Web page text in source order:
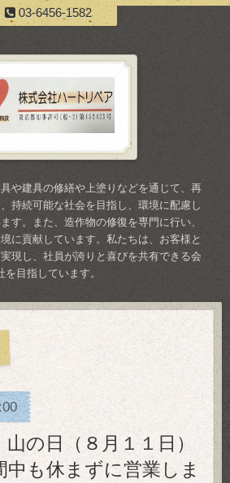
03-6456-1582
や建具の修繕や上塗りなどを通じて、再
持続可能な社会を目指し、環境に配慮し
す。また、造作物の修復を専門に行い、
に貢献しています。私たちは、お客様と
現し、社員が誇りと喜びを共有できる会
を目指しています。
の日（８月１１日）
中も休まずに営業しま